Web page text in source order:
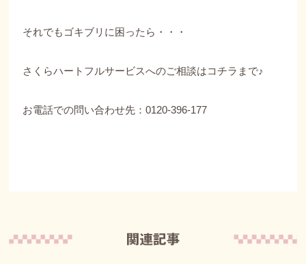
それでもゴキブリに困ったら・・・
さくらハートフルサービスへのご相談はコチラ まで♪
お電話での問い合わせ先：0120-396-177